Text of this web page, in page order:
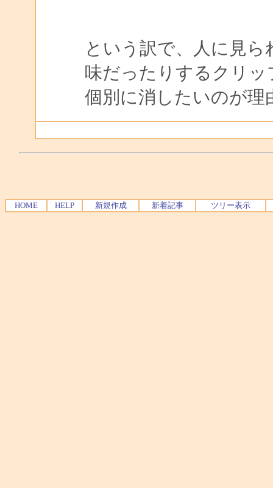
という訳で、人に見
味だったりするクリッ
個別に消したいのが理
HOME HELP 新規作成 新着記事 ツリー表示